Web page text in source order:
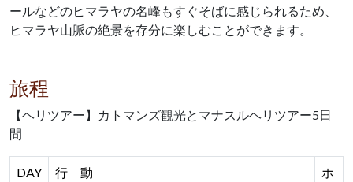
ールなどのヒマラヤの名峰もすぐそばに感じられるため、
ヒマラヤ山脈の絶景を存分に楽しむことができます。
旅程
【ヘリツアー】カトマンズ観光とマナスルヘリツアー5日
間
DAY 行 動
ホ